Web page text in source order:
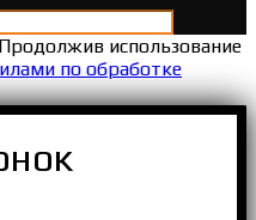
использование
по обработке